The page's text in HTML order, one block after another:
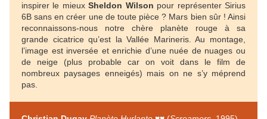
inspirer le mieuxSheldon Wilson pour représenter Sirius
6B sans en créer une de toute pièce ? Mars bien sûr ! Ainsi
reconnaissons-nous notre chère planète rouge à sa
grande cicatrice qu’est la Vallée Marineris. Au montage,
l’image est inversée et enrichie d’une nuée de nuages ou
de neige (plus probable car on voit dans le film de
nombreux paysages enneigés) mais on ne s’y méprend
pas.